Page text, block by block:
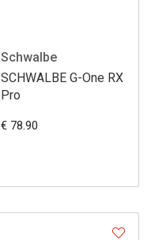
Schwalbe
SCHWALBE G-One RX
Pro
€ 78.90